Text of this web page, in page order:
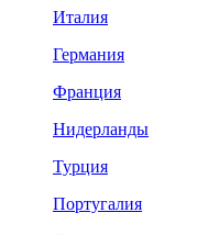
Италия
Германия
Франция
Нидерланды
Турция
Португалия